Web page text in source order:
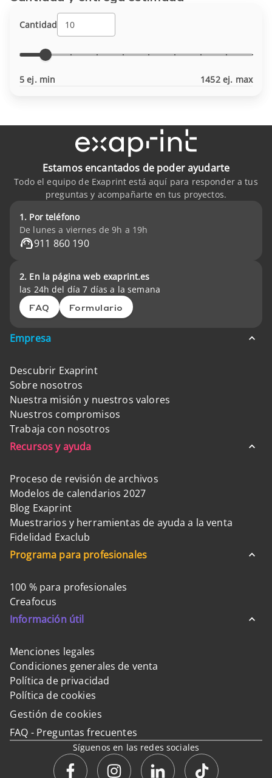
Cantidad
5 ej. min 1452 ej. max
Estamos encantados de poder ayudarte
Todo el equipo de Exaprint está aquí para responder a tus
preguntas y acompañarte en tus proyectos.
1. Por teléfono
De lunes a viernes de 9h a 19h
911 860 190
2. En la página web exaprint.es
las 24h del día 7 días a la semana
FAQ Formulario
Empresa
Descubrir Exaprint
Sobre nosotros
Nuestra misión y nuestros valores
Nuestros compromisos
Trabaja con nosotros
Recursos y ayuda
Proceso de revisión de archivos
Modelos de calendarios 2027
Blog Exaprint
Muestrarios y herramientas de ayuda a la venta
Fidelidad Exaclub
Programa para profesionales
100 % para profesionales
Creafocus
Información útil
Menciones legales
Condiciones generales de venta
Política de privacidad
Política de cookies
Gestión de cookies
FAQ - Preguntas frecuentes
Síguenos en las redes sociales